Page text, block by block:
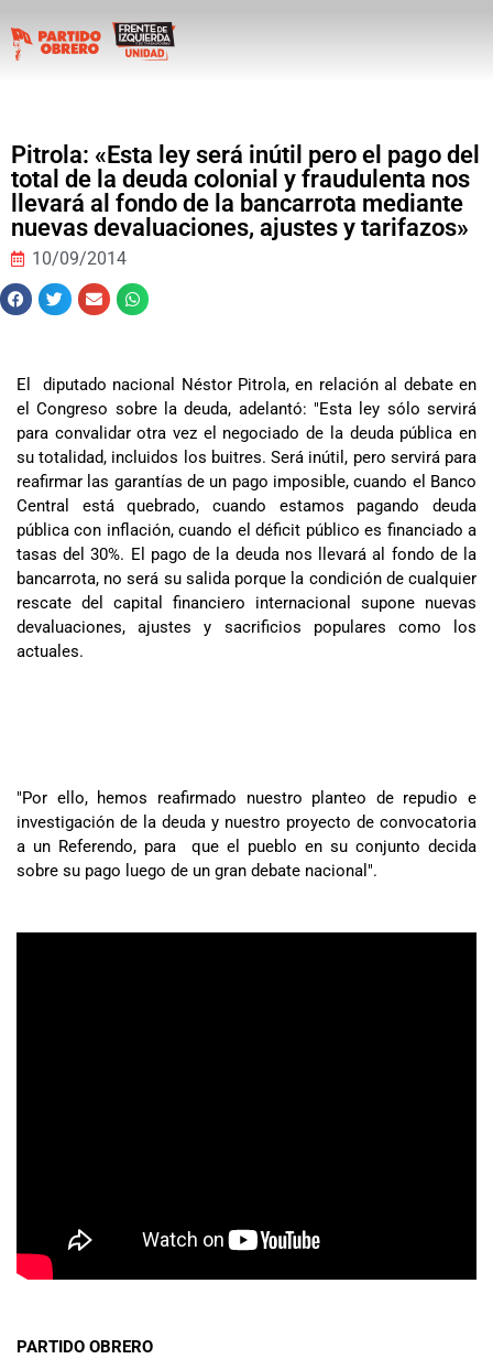
Pitrola: «Esta ley será inútil pero el pago del
total de la deuda colonial y fraudulenta nos
llevará al fondo de la bancarrota mediante
nuevas devaluaciones, ajustes y tarifazos»
10/09/2014
El diputado nacional Néstor Pitrola, en relación al debate en
el Congreso sobre la deuda, adelantó: "Esta ley sólo servirá
para convalidar otra vez el negociado de la deuda pública en
su totalidad, incluidos los buitres. Será inútil, pero servirá para
reafirmar las garantías de un pago imposible, cuando el Banco
Central está quebrado, cuando estamos pagando deuda
pública con inflación, cuando el déficit público es financiado a
tasas del 30%. El pago de la deuda nos llevará al fondo de la
bancarrota, no será su salida porque la condición de cualquier
rescate del capital financiero internacional supone nuevas
devaluaciones, ajustes y sacrificios populares como los
actuales.
"Por ello, hemos reafirmado nuestro planteo de repudio e
investigación de la deuda y nuestro proyecto de convocatoria
a un Referendo, para que el pueblo en su conjunto decida
sobre su pago luego de un gran debate nacional".
PARTIDO OBRERO